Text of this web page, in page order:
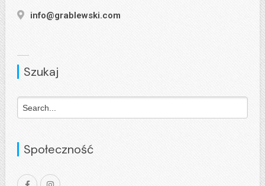
info@grablewski.com
Szukaj
Społeczność